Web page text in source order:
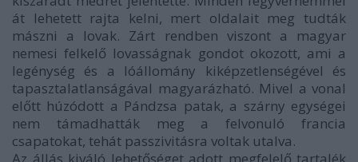
át lehetett rajta kelni, mert oldalait meg tudták
mászni a lovak. Zárt rendben viszont a magyar
nemesi felkelő lovasságnak gondot okozott, ami a
legénység és a lóállomány kiképzetlenségével és
tapasztalatlanságával magyarázható. Mivel a vonal
előtt húzódott a Pándzsa patak, a szárny egységei
nem támadhatták meg a felvonuló francia
csapatokat, tehát passzivitásra voltak utalva.